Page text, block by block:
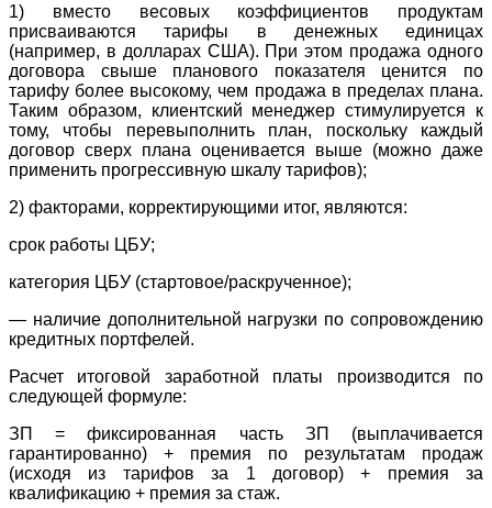
1) вместо весовых коэффициентов продуктам
присваиваются тарифы в денежных единицах
(например, в долларах США). При этом продажа одного
договора свыше планового показателя ценится по
тарифу более высокому, чем продажа в пределах плана.
Таким образом, клиентский менеджер стимулируется к
тому, чтобы перевыполнить план, поскольку каждый
договор сверх плана оценивается выше (можно даже
применить прогрессивную шкалу тарифов);
2) факторами, корректирующими итог, являются:
срок работы ЦБУ;
категория ЦБУ (стартовое/раскрученное);
— наличие дополнительной нагрузки по сопровождению
кредитных портфелей.
Расчет итоговой заработной платы производится по
следующей формуле:
ЗП = фиксированная часть ЗП (выплачивается
гарантированно) + премия по результатам продаж
(исходя из тарифов за 1 договор) + премия за
квалификацию + премия за стаж.